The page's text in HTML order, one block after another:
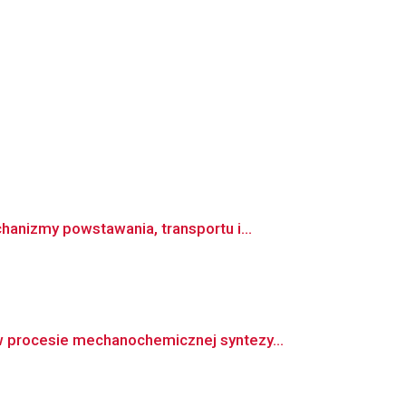
powstawania, transportu i...
mechanochemicznej syntezy...